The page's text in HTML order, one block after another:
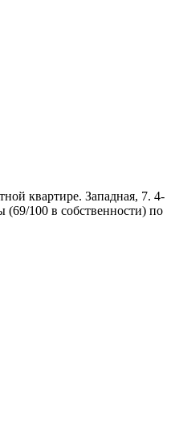
квартире. Западная, 7. 4-
(69/100 в собственности) по